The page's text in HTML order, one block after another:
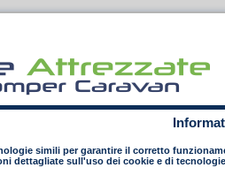
simili per garantire il corretto
dettagliate sull'uso dei cookie e di